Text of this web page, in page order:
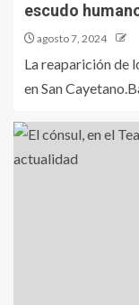
escudo
agosto 7, 2024
La reaparición de
en San